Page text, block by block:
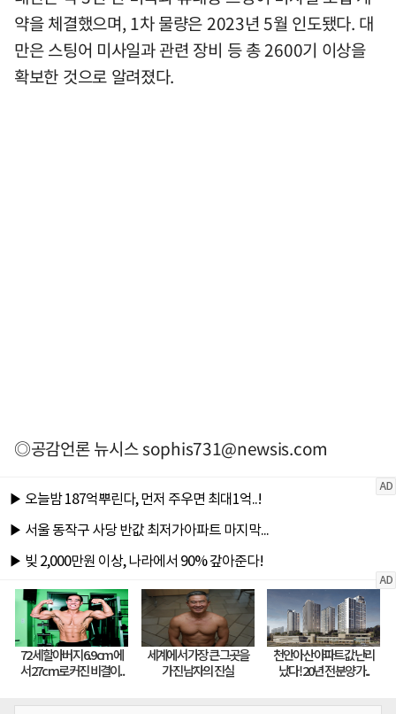
약을 체결했으며, 1차 물량은 2023년 5월 인도됐다. 대
만은 스팅어 미사일과 관련 장비 등 총 2600기 이상을
확보한 것으로 알려졌다.
◎공감언론 뉴시스sophis731@newsis.com